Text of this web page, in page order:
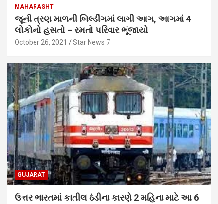
MAHARASHT
જૂની ત્રણ માળની બિલ્ડીંગમાં લાગી આગ, આગમાં 4
લોકોનો હસતો – રમતો પરિવાર ભૂંજાયો
October 26, 2021 Star News 7
GUJARAT
ઉત્તર ભારતમાં કાતીલ ઠંડીના કારણે 2 મહિના માટે આ 6